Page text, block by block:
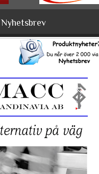
Nyhetsbrev